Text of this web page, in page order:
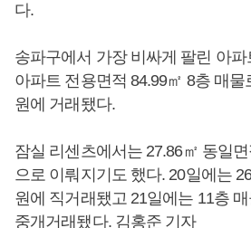
다.
송파구에서 가장 비싸게 팔린 아
아파트 전용면적 84.99㎡ 8층 매
원에 거래됐다.
잠실 리센츠에서는 27.86㎡ 동일
으로 이뤄지기도 했다. 20일에는
원에 직거래됐고 21일에는 11층
중개거래됐다. 김홍준 기자